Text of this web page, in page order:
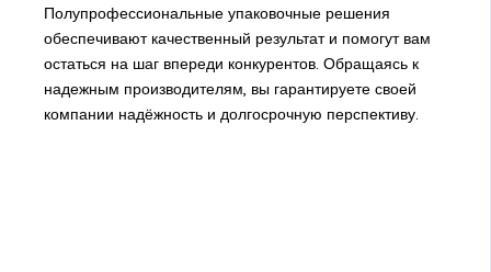
Полупрофессиональные упаковочные решения
обеспечивают качественный результат и помогут вам
остаться на шаг впереди конкурентов. Обращаясь к
надежным производителям, вы гарантируете своей
компании надёжность и долгосрочную перспективу.